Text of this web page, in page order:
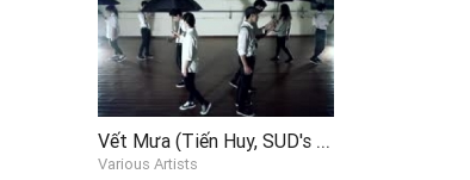
Vết Mưa (Tiến Huy, SUD's Junior Dancer Cover)
Various Artists